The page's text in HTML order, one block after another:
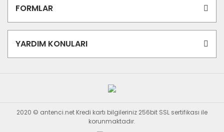
FORMLAR
YARDIM KONULARI
2020 © antenci.net Kredi kartı bilgileriniz 256bit SSL sertifikası ile
korunmaktadır.